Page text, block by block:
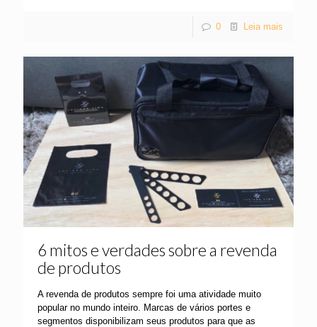
0 Leia mais
6 mitos e verdades sobre a revenda
de produtos
A revenda de produtos sempre foi uma atividade muito
popular no mundo inteiro. Marcas de vários portes e
segmentos disponibilizam seus produtos para que as